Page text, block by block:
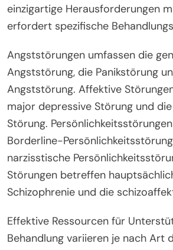
einzigartige Herausforderungen
erfordert spezifische
Angststörungen umfassen die
Angststörung, die Panikstörung
Angststörung. Affektive
major depressive Störung und
Störung.
Borderline-
narzisstische
Störungen betreffen
Schizophrenie und die
Effektive Ressourcen für
Behandlung variieren je nach Art